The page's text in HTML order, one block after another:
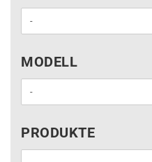
MODELL
MODELL
PRODUKTE
PRODUKTE